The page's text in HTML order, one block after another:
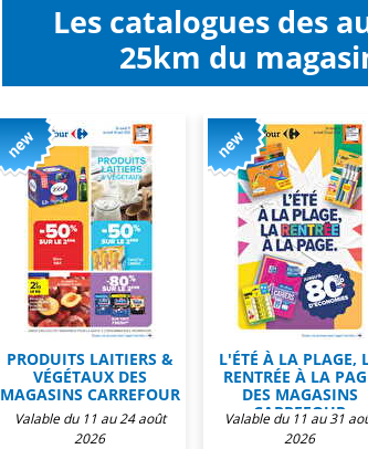
Les catalogues des
25km du
PRODUITS LAITIERS &
VÉGÉTAUX DES
MAGASINS CARREFOUR
Valable du 11 au 24 août
2026
L'ÉTÉ À LA PLAGE,
RENTRÉE À LA
DES MAGASINS
CARREFOUR
Valable du 11 au 31
2026